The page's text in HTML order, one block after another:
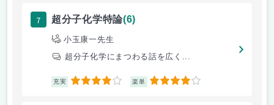
7 超分子化学特論(6)
小玉康一先生
超分子化学にまつわる話を広く...
充実 4 楽単 4